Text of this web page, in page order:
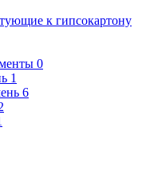
к гипсокартону
0
1
6